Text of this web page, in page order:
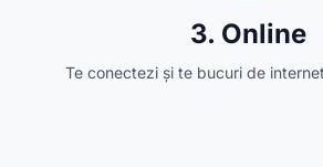
3. Online
Te conectezi și te bucuri de